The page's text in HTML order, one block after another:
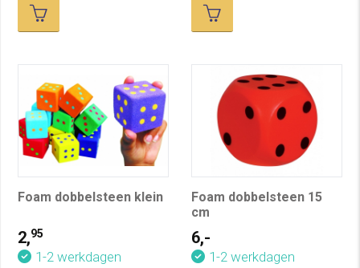
Foam dobbelsteen klein
2,95
1-2 werkdagen
Foam dobbelsteen 15
cm
6,-
1-2 werkdagen